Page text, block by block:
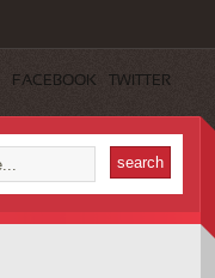
FACEBOOK TWITTER